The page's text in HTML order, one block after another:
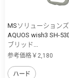
MSソリューションズ
AQUOS wish3 SH-
ブリッド...
参考価格￥2,180
ハード